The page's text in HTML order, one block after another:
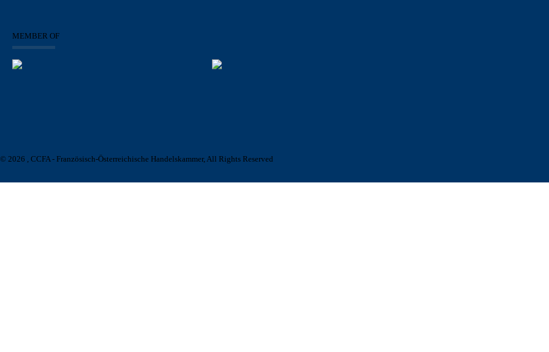
MEMBER OF
© 2026 , CCFA - Französisch-Österreichische Handelskammer, All Rights Reserved